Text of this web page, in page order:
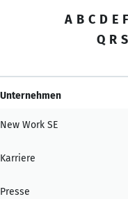
A B C D E F
Q R S
Unternehmen
New Work SE
Karriere
Presse